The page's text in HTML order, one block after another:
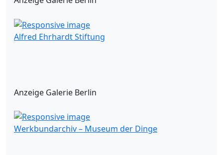
Alfred Ehrhardt Stiftung
Anzeige Galerie Berlin
Werkbundarchiv – Museum der Dinge